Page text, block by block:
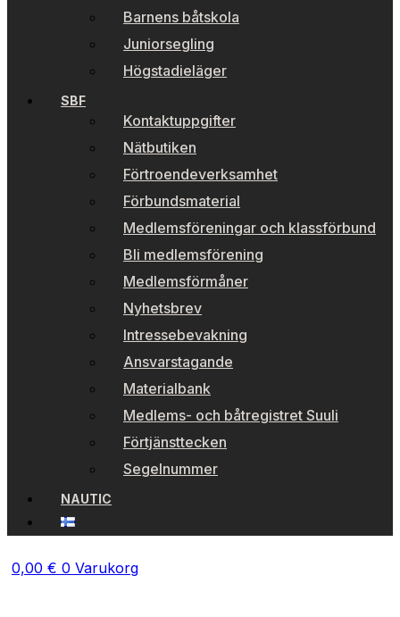
Barnens båtskola
Juniorsegling
Högstadieläger
SBF
Kontaktuppgifter
Nätbutiken
Förtroendeverksamhet
Förbundsmaterial
Medlemsföreningar och klassförbund
Bli medlemsförening
Medlemsförmåner
Nyhetsbrev
Intressebevakning
Ansvarstagande
Materialbank
Medlems- och båtregistret Suuli
Förtjänsttecken
Segelnummer
NAUTIC
0,00 € 0 Varukorg